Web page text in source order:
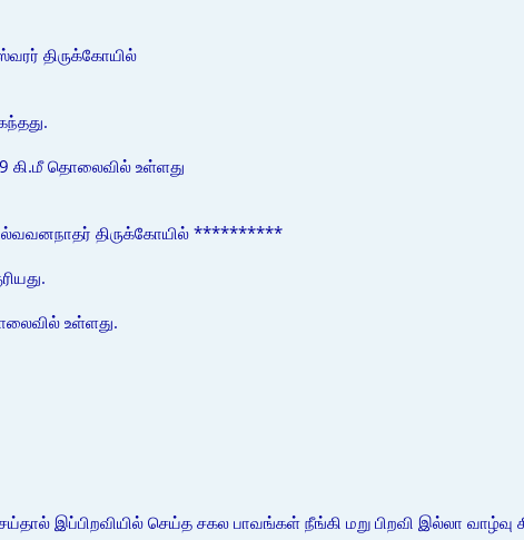
திருக்கோயில்
9 கி.மீ தொலைவில் உள்ளது
திருக்கோயில் **********
உள்ளது.
இப்பிறவியில் செய்த சகல பாவங்கள் நீங்கி மறு பிறவி இல்லா வாழ்வு